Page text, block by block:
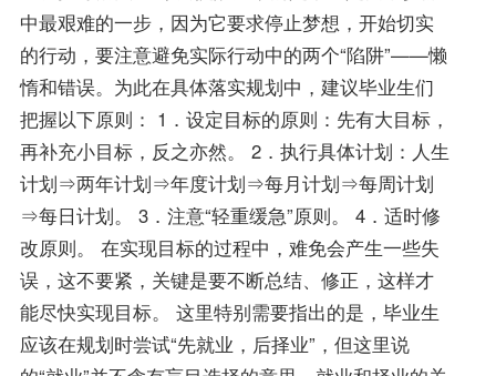
中最艰难的一步，因为它要求停止梦想，开始切实
的行动，要注意避免实际行动中的两个“陷阱”——懒
惰和错误。为此在具体落实规划中，建议毕业生们
把握以下原则： 1．设定目标的原则：先有大目标，
再补充小目标，反之亦然。 2．执行具体计划：人生
计划⇒两年计划⇒年度计划⇒每月计划⇒每周计划
⇒每日计划。 3．注意“轻重缓急”原则。 4．适时修
改原则。 在实现目标的过程中，难免会产生一些失
误，这不要紧，关键是要不断总结、修正，这样才
能尽快实现目标。 这里特别需要指出的是，毕业生
应该在规划时尝试“先就业，后择业”，但这里说